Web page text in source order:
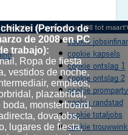
(Período de
de 2008 en PC
trabajo):
Ropa de fiesta
vestidos de noche,
empleos,
plazabridal,
monsterboard,
dovajobs,
lugares de fiesta,